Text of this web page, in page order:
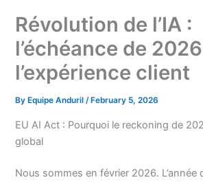
Révolution de l’IA :
l’échéance de
l’expérience client
By Equipe Anduril/ February 5, 2026
EU AI Act : Pourquoi le reckoning de
global
Nous sommes en février 2026. L’année